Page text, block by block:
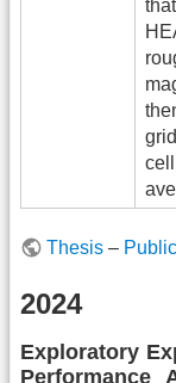
Thesis –
2024
Exploratory
Performance